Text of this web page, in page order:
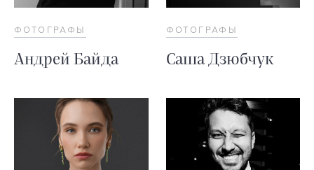
ФОТОГРАФЫ
Андрей Байда
ФОТОГРАФЫ
Саша Дзюбчук